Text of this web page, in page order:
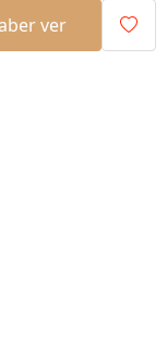
ver